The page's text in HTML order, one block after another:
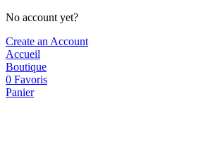
No account yet?
Create an Account
Accueil
Boutique
0 Favoris
Panier